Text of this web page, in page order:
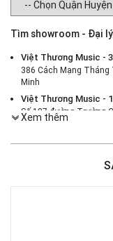
Tìm showroom - Đại
Việt Thương Music -
386 Cách Mạng Tháng
Minh
Việt Thương Music -
Số 187 đường Trường
Hà Nội
Việt Thương Music -
Việt Thương Music -
Việt Thương Music -
180B Võ Thị Sáu,
Xem thêm